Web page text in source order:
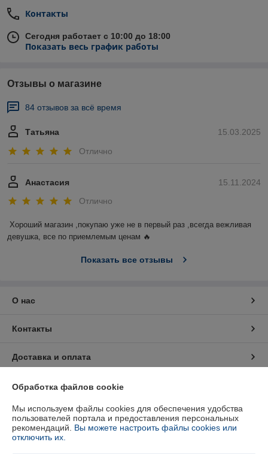
Контакты
Сегодня работает с 10:00 до 18:00
Показать весь график работы
Отзывы о магазине
84 отзывов за всё время
15.03.2025
Татьяна
Отлично
15.11.2024
Анастасия
Отлично
Хороший магазин ,покупаю уже не в первый раз ,всегда вежливая
девушка, все по приемлемым ценам 🔥
Показать все отзывы
О нас
Контакты
Доставка и оплата
График работы
Полная версия сайта
Политика обработки cookies
Обработка файлов cookie
Мы используем файлы cookies для обеспечения удобства
пользователей портала и предоставления персональных
рекомендаций. Вы можете настроить файлы cookies или
отключить их.